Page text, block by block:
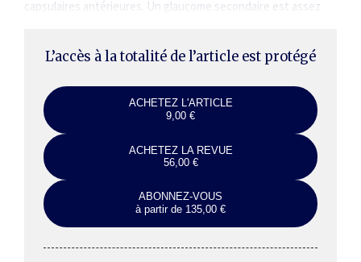
capsulaires antérieures. Un glaucome secondaire est assez
L’accès à la totalité de l’article est protégé
ACHETEZ L'ARTICLE
9,00 €
ACHETEZ LA REVUE
56,00 €
ABONNEZ-VOUS
à partir de 135,00 €